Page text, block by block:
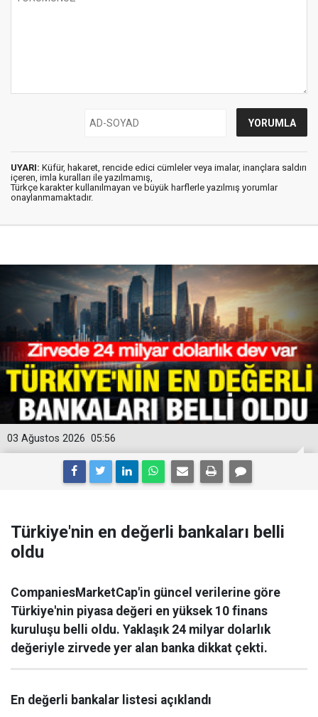
UYARI: Küfür, hakaret, rencide edici cümleler veya imalar, inançlara saldırı
içeren, imla kuralları ile yazılmamış,
Türkçe karakter kullanılmayan ve büyük harflerle yazılmış yorumlar
onaylanmamaktadır.
05:56
03 Ağustos 2026
Türkiye'nin en değerli bankaları belli
oldu
CompaniesMarketCap'in güncel verilerine göre
Türkiye'nin piyasa değeri en yüksek 10 finans
kuruluşu belli oldu. Yaklaşık 24 milyar dolarlık
değeriyle zirvede yer alan banka dikkat çekti.
En değerli bankalar listesi açıklandı